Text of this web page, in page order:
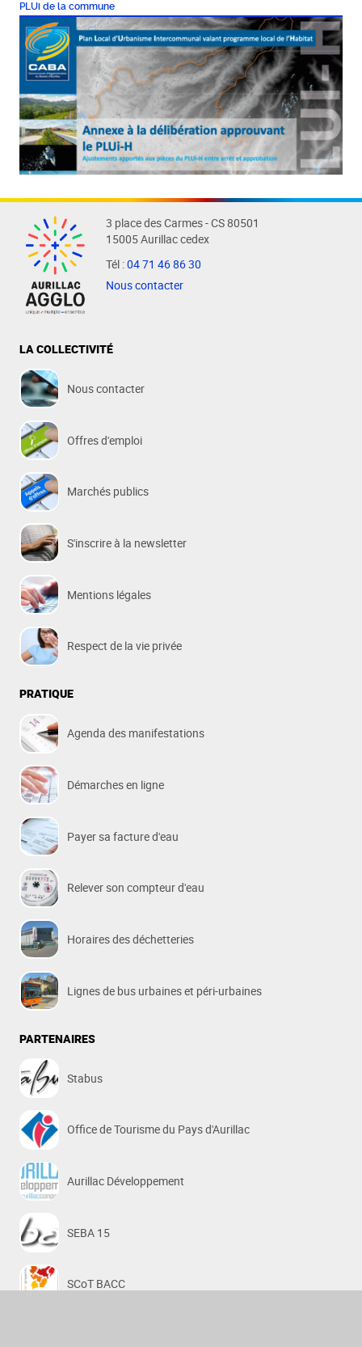
PLUi de la commune
3 place des Carmes - CS 80501
15005 Aurillac cedex
Tél :04 71 46 86 30
Nous contacter
LA COLLECTIVITÉ
Nous contacter
Offres d'emploi
Marchés publics
S'inscrire à la newsletter
Mentions légales
Respect de la vie privée
PRATIQUE
Agenda des manifestations
Démarches en ligne
Payer sa facture d'eau
Relever son compteur d'eau
Horaires des déchetteries
Lignes de bus urbaines et péri-urbaines
PARTENAIRES
Stabus
Office de Tourisme du Pays d'Aurillac
Aurillac Développement
SEBA 15
SCoT BACC